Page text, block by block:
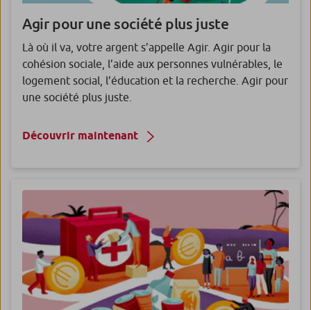
Agir pour une société plus juste
Là où il va, votre argent s’appelle Agir. Agir pour la
cohésion sociale, l’aide aux personnes vulnérables, le
logement social, l’éducation et la recherche. Agir pour
une société plus juste.
Découvrir maintenant